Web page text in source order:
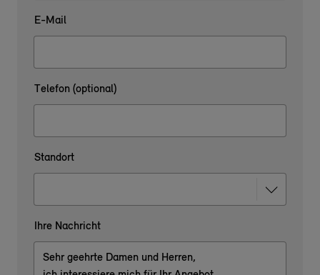
E-Mail
Telefon (optional)
Standort
Ihre Nachricht